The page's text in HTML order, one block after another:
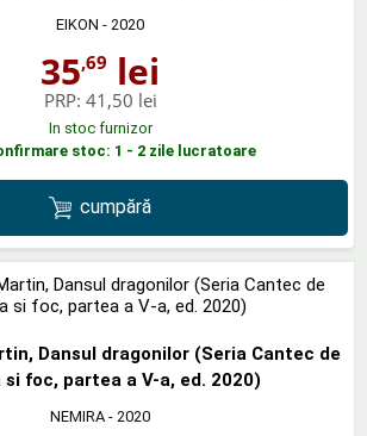
EIKON - 2020
35,69 lei
PRP: 41,50 lei
In stoc furnizor
stoc: 1 - 2 zile lucratoare
cumpără
Dansul dragonilor (Seria Cantec de
si foc, partea a V-a, ed. 2020)
NEMIRA - 2020